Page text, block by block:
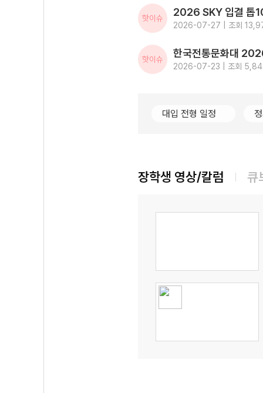
핫이슈
2026-07-27 | 조회
핫이슈
2026-07-23 | 조회
대입 전형 일정
장학생 영상/칼럼 큐